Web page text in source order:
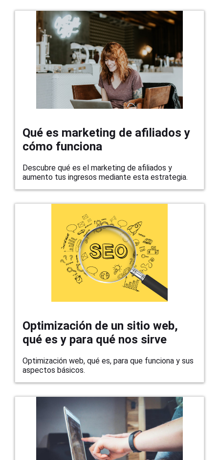
Qué es marketing de afiliados y
cómo funciona
Descubre qué es el marketing de afiliados y
aumento tus ingresos mediante esta estrategia.
Optimización de un sitio web,
qué es y para qué nos sirve
Optimización web, qué es, para que funciona y sus
aspectos básicos.